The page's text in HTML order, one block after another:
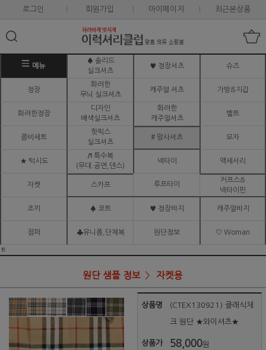
로그인 회원가입 마이페이지 최근본상품
메뉴
♠ 솔리드
실크셔츠
♥ 정장셔츠 슈즈
정장
화려한
무늬 실크셔츠
캐주얼 셔츠 가방&지갑
화려한정장
디자인
배색실크셔츠
화려한
캐주얼셔츠
벨트
콤비세트
핫픽스
실크셔츠
# 망사셔츠 모자
★ 턱시도
♬ 특수복
(무대.공연,댄스)
넥타이 액세서리
자켓 스카프 루프타이
커프스&
넥타이핀
조끼 ♠ 코트 ♥ 정장바지 캐주얼바지
점퍼 ♣유니폼,단체복 원단정보 ♡ Woman
ㅌ
원단 샘플 정보 자켓용
상품명 (CTEX130921) 클래식체
크 원단 ★와이셔츠★
상품가 58,000원